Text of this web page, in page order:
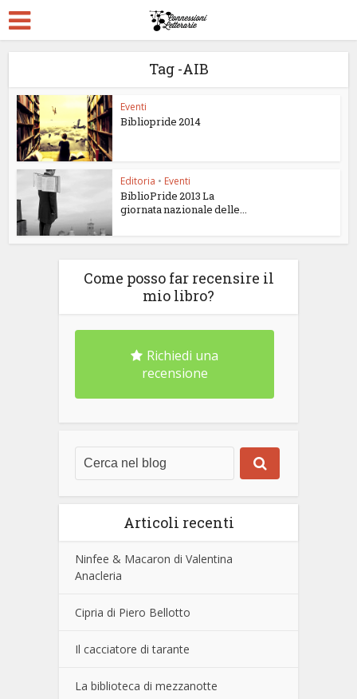
Tag -AIB
Eventi
Bibliopride 2014
Editoria • Eventi
BiblioPride 2013 La
giornata nazionale delle...
Come posso far recensire il
mio libro?
Richiedi una
recensione
Articoli recenti
Ninfee & Macaron di Valentina
Anacleria
Cipria di Piero Bellotto
Il cacciatore di tarante
La biblioteca di mezzanotte